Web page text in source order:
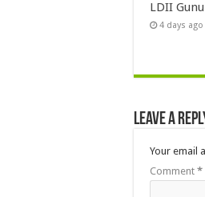
LDII
4 days ago
Leave a
Your email
Comment *